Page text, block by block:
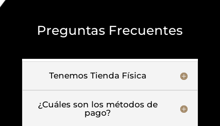
Preguntas Frecuentes
Tenemos Tienda Física
¿Cuáles son los métodos de
pago?